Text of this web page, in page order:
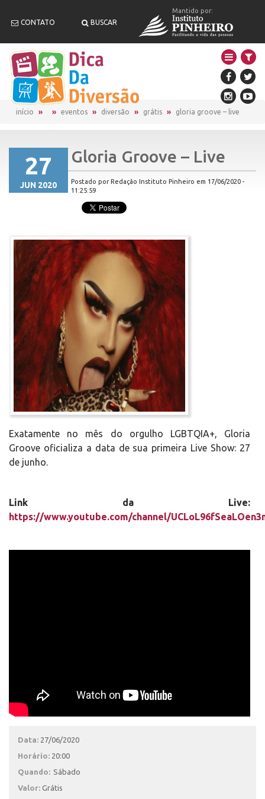
CONTATO BUSCAR
Mantido por:
início eventos diversão grátis gloria groove – live
27
JUN 2020
Gloria Groove – Live
Postado por Redação Instituto Pinheiro em 17/06/2020 -
11:25:59
Exatamente no mês do orgulho LGBTQIA+, Gloria
Groove oficializa a data de sua primeira Live Show: 27
de junho.
Link da Live:
https://www.youtube.com/channel/
Data: 27/06/2020
Horário: 20:00
Quando: Sábado
Valor: Grátis